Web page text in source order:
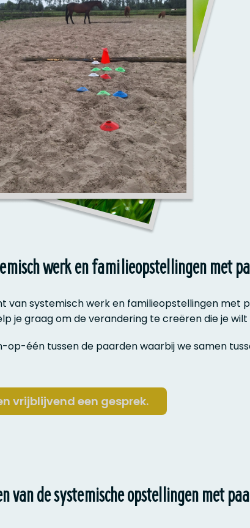
werk en familieopstellingen met
van systemisch werk en familieopstellingen
je graag om de verandering te creëren die je wilt
op-één tussen de paarden waarbij we samen
vrijblijvend een gesprek.
van de systemische opstellingen met